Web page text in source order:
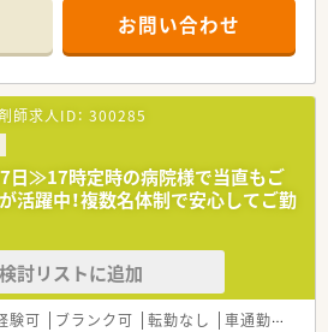
。
方への対応を充実させております。ご希
から在宅復帰までの支援をいたします。退
るよう、生活リハビリ・服薬指導・栄養指導
ます。
化にも力をいれており、今後さらに業務効
込みです！
内に介護老人保健施設もあるため、幅広い
ができます。
おります。理学療法士、作業療法士、言語
に合わせたリハビリテーションを実施し
監査、服薬指導 ※外来は院外処方
お問い合わせ
師求人ID： 300285
日≫17時定時の病院様で当直もご
活躍中！複数名体制で安心してご勤
検討リストに追加
験可 ブランク可 転勤なし 車通勤可